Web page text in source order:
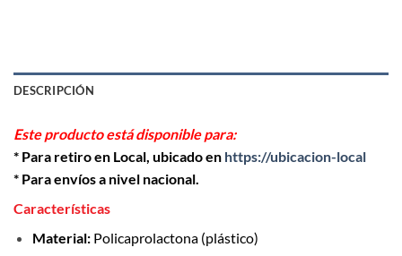
DESCRIPCIÓN
Este producto está disponible para:
* Para retiro en Local, ubicado en https://ubicacion-local
* Para envíos a nivel nacional.
Características
Material:Policaprolactona (plástico)